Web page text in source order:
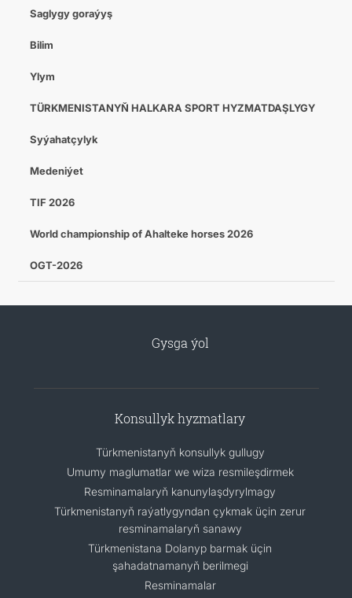
Saglygy goraýyş
Bilim
Ylym
TÜRKMENISTANYŇ HALKARA SPORT HYZMATDAŞLYGY
Syýahatçylyk
Medeniýet
TIF 2026
World championship of Ahalteke horses 2026
OGT-2026
Gysga ýol
Konsullyk hyzmatlary
Türkmenistanyň konsullyk gullugy
Umumy maglumatlar we wiza resmileşdirmek
Resminamalaryň kanunylaşdyrylmagy
Türkmenistanyň raýatlygyndan çykmak üçin zerur
resminamalaryň sanawy
Türkmenistana Dolanyp barmak üçin
şahadatnamanyň berilmegi
Resminamalar